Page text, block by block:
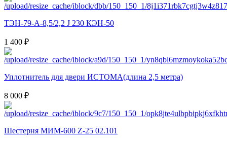
ТЭН-79-А-8,5/2,2 J 230 КЭН-50
1 400 ₽
Уплотнитель для двери ИСТОМА(длина 2,5 метра)
8 000 ₽
Шестерня МИМ-600 Z-25 02.101